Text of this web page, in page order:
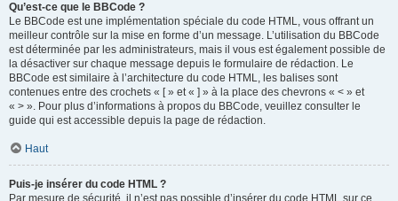
Qu’est-ce que le BBCode ?
Le BBCode est une implémentation spéciale du code HTML, vous offrant un
meilleur contrôle sur la mise en forme d’un message. L’utilisation du BBCode
est déterminée par les administrateurs, mais il vous est également possible de
la désactiver sur chaque message depuis le formulaire de rédaction. Le
BBCode est similaire à l’architecture du code HTML, les balises sont
contenues entre des crochets « [ » et « ] » à la place des chevrons « < » et
« > ». Pour plus d’informations à propos du BBCode, veuillez consulter le
guide qui est accessible depuis la page de rédaction.
Haut
Puis-je insérer du code HTML ?
Par mesure de sécurité, il n’est pas possible d’insérer du code HTML sur ce